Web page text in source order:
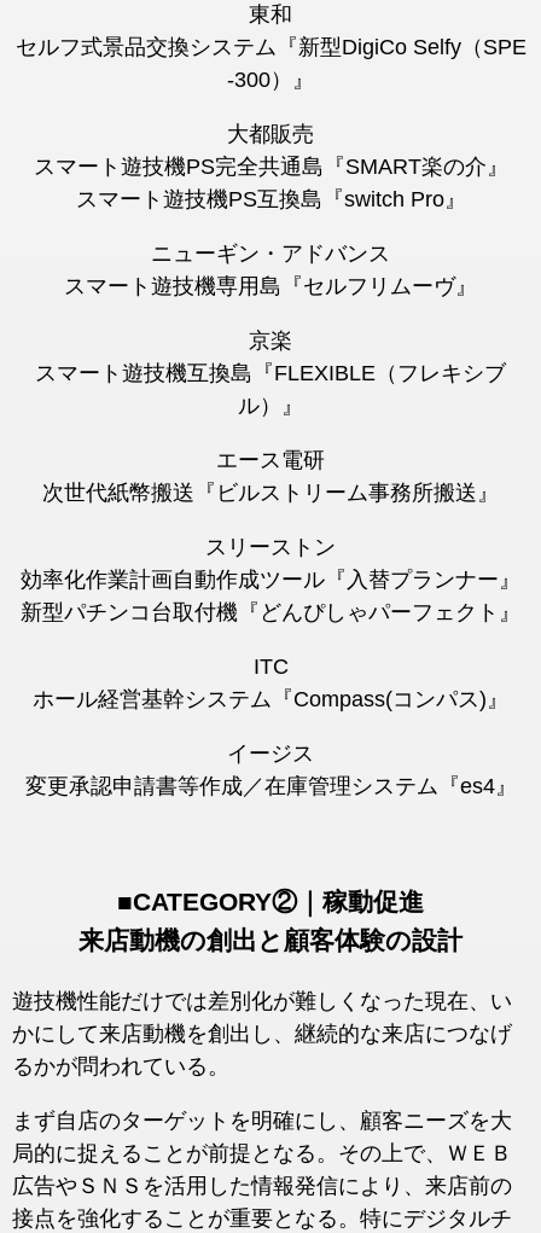
東和
セルフ式景品交換システム『新型DigiCo Selfy（SPE
-300）』
大都販売
スマート遊技機PS完全共通島『SMART楽の介』
スマート遊技機PS互換島『switch Pro』
ニューギン・アドバンス
スマート遊技機専用島『セルフリムーヴ』
京楽
スマート遊技機互換島『FLEXIBLE（フレキシブ
ル）』
エース電研
次世代紙幣搬送『ビルストリーム事務所搬送』
スリーストン
効率化作業計画自動作成ツール『入替プランナー』
新型パチンコ台取付機『どんぴしゃパーフェクト』
ITC
ホール経営基幹システム『Compass(コンパス)』
イージス
変更承認申請書等作成／在庫管理システム『es4』
■CATEGORY②｜稼動促進
来店動機の創出と顧客体験の設計
遊技機性能だけでは差別化が難しくなった現在、い
かにして来店動機を創出し、継続的な来店につなげ
るかが問われている。
まず自店のターゲットを明確にし、顧客ニーズを大
局的に捉えることが前提となる。その上で、ＷＥＢ
広告やＳＮＳを活用した情報発信により、来店前の
接点を強化することが重要となる。特にデジタルチ